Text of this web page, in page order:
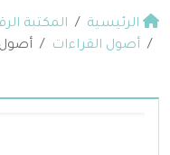
الرئيسية المكتبة
أصول القراءات
أصول